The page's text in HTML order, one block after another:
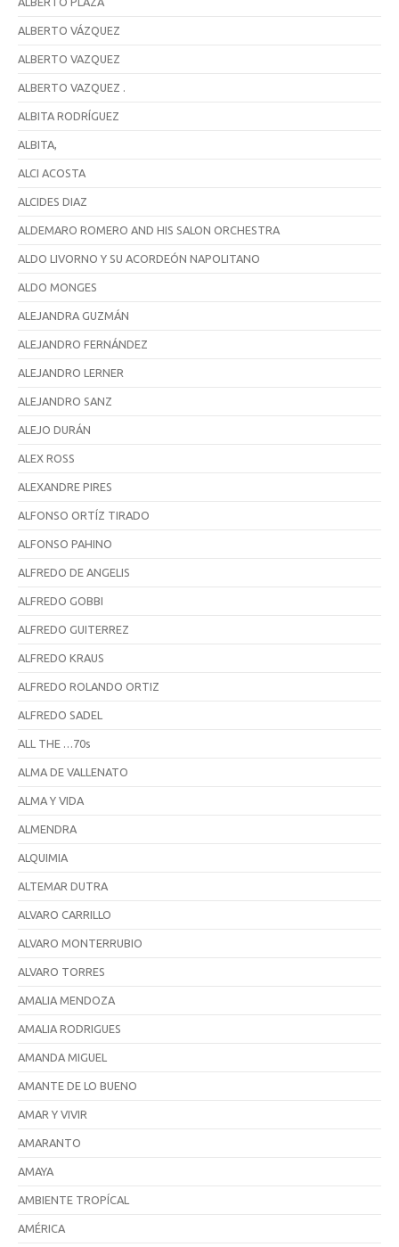
ALBERTO VÁZQUEZ
ALBERTO VAZQUEZ
ALBERTO VAZQUEZ .
ALBITA RODRÍGUEZ
ALBITA,
ALCI ACOSTA
ALCIDES DIAZ
ALDEMARO ROMERO AND HIS SALON ORCHESTRA
ALDO LIVORNO Y SU ACORDEÓN NAPOLITANO
ALDO MONGES
ALEJANDRA GUZMÁN
ALEJANDRO FERNÁNDEZ
ALEJANDRO LERNER
ALEJANDRO SANZ
ALEJO DURÁN
ALEX ROSS
ALEXANDRE PIRES
ALFONSO ORTÍZ TIRADO
ALFONSO PAHINO
ALFREDO DE ANGELIS
ALFREDO GOBBI
ALFREDO GUITERREZ
ALFREDO KRAUS
ALFREDO ROLANDO ORTIZ
ALFREDO SADEL
ALL THE …70s
ALMA DE VALLENATO
ALMA Y VIDA
ALMENDRA
ALQUIMIA
ALTEMAR DUTRA
ALVARO CARRILLO
ALVARO MONTERRUBIO
ALVARO TORRES
AMALIA MENDOZA
AMALIA RODRIGUES
AMANDA MIGUEL
AMANTE DE LO BUENO
AMAR Y VIVIR
AMARANTO
AMAYA
AMBIENTE TROPÍCAL
AMÉRICA